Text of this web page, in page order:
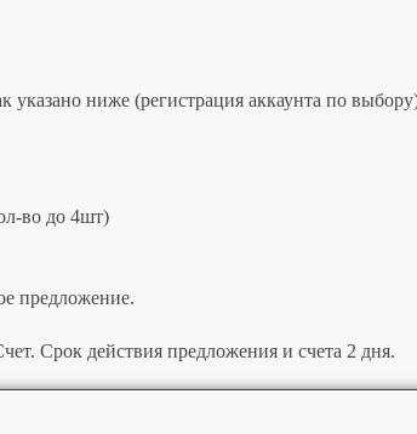
указано ниже (регистрация аккаунта по
во до 4шт)
предложение.
Срок действия предложения и счета 2 дня.